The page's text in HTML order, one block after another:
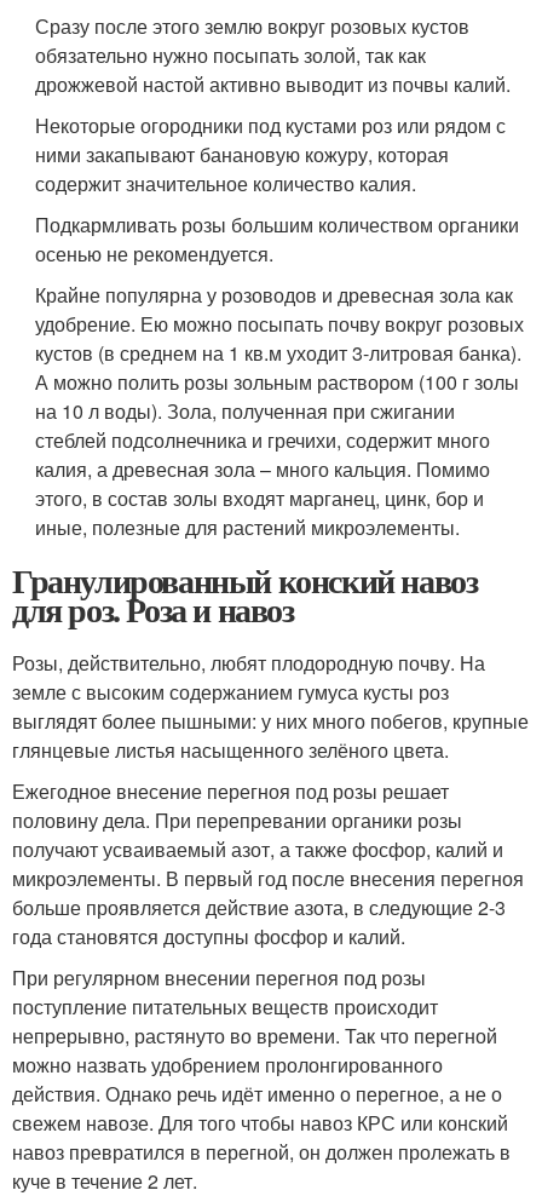
Сразу после этого землю вокруг розовых кустов
обязательно нужно посыпать золой, так как
дрожжевой настой активно выводит из почвы калий.
Некоторые огородники под кустами роз или рядом с
ними закапывают банановую кожуру, которая
содержит значительное количество калия.
Подкармливать розы большим количеством органики
осенью не рекомендуется.
Крайне популярна у розоводов и древесная зола как
удобрение. Ею можно посыпать почву вокруг розовых
кустов (в среднем на 1 кв.м уходит 3-литровая банка).
А можно полить розы зольным раствором (100 г золы
на 10 л воды). Зола, полученная при сжигании
стеблей подсолнечника и гречихи, содержит много
калия, а древесная зола – много кальция. Помимо
этого, в состав золы входят марганец, цинк, бор и
иные, полезные для растений микроэлементы.
Гранулированный конский навоз
для роз. Роза и навоз
Розы, действительно, любят плодородную почву. На
земле с высоким содержанием гумуса кусты роз
выглядят более пышными: у них много побегов, крупные
глянцевые листья насыщенного зелёного цвета.
Ежегодное внесение перегноя под розы решает
половину дела. При перепревании органики розы
получают усваиваемый азот, а также фосфор, калий и
микроэлементы. В первый год после внесения перегноя
больше проявляется действие азота, в следующие 2-3
года становятся доступны фосфор и калий.
При регулярном внесении перегноя под розы
поступление питательных веществ происходит
непрерывно, растянуто во времени. Так что перегной
можно назвать удобрением пролонгированного
действия. Однако речь идёт именно о перегное, а не о
свежем навозе. Для того чтобы навоз КРС или конский
навоз превратился в перегной, он должен пролежать в
куче в течение 2 лет.